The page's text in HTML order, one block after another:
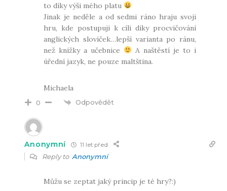
to díky výši mého platu
Jinak je neděle a od sedmi ráno hraju svoji
hru, kde postupuji k cíli díky procvičování
anglických slovíček…lepší varianta po ránu,
než knížky a učebnice
A naštěstí je to i
úřední jazyk, ne pouze maltština.
Michaela
0 Odpovědět
Anonymní 11 let před
Reply to Anonymní
Můžu se zeptat jaký princip je té hry?:)